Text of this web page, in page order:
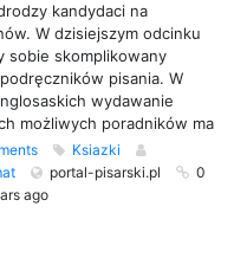
kandydaci na
W dzisiejszym odcinku
sobie skomplikowany
pisania. W
wydawanie
możliwych poradników ma
Ksiazki
portal-pisarski.pl
0
ago